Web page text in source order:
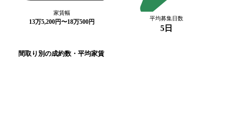
家賃幅
13万5,200円〜18万500円
平均募集日数
5日
間取り別の成約数・平均家賃